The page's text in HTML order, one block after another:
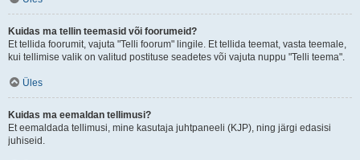
Kuidas ma tellin teemasid või foorumeid?
Et tellida foorumit, vajuta "Telli foorum" lingile. Et tellida teemat, vasta teemale,
kui tellimise valik on valitud postituse seadetes või vajuta nuppu "Telli teema".
Üles
Kuidas ma eemaldan tellimusi?
Et eemaldada tellimusi, mine kasutaja juhtpaneeli (KJP), ning järgi edasisi
juhiseid.